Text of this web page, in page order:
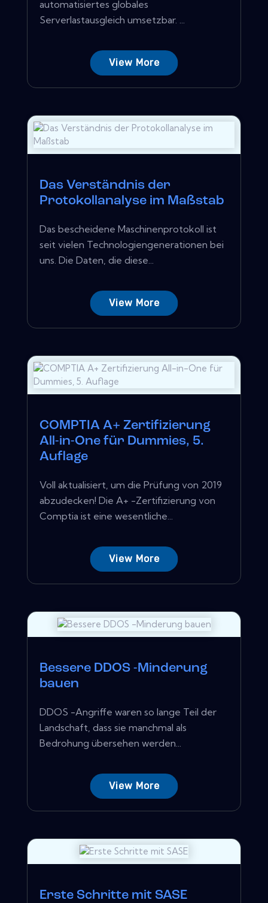
automatisiertes globales
Serverlastausgleich umsetzbar. ...
View More
Das Verständnis der
Protokollanalyse im Maßstab
Das bescheidene Maschinenprotokoll ist
seit vielen Technologiengenerationen bei
uns. Die Daten, die diese...
View More
COMPTIA A+ Zertifizierung
All-in-One für Dummies, 5.
Auflage
Voll aktualisiert, um die Prüfung von 2019
abzudecken! Die A+ -Zertifizierung von
Comptia ist eine wesentliche...
View More
Bessere DDOS -Minderung
bauen
DDOS -Angriffe waren so lange Teil der
Landschaft, dass sie manchmal als
Bedrohung übersehen werden...
View More
Erste Schritte mit SASE